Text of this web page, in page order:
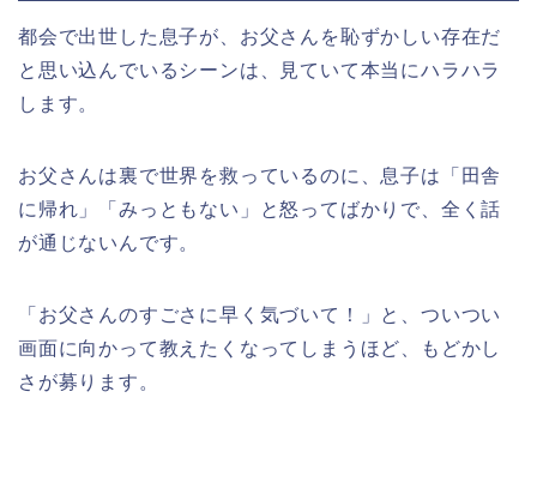
都会で出世した息子が、お父さんを恥ずかしい存在だ
と思い込んでいるシーンは、見ていて本当にハラハラ
します。
お父さんは裏で世界を救っているのに、息子は「田舎
に帰れ」「みっともない」と怒ってばかりで、全く話
が通じないんです。
「お父さんのすごさに早く気づいて！」と、ついつい
画面に向かって教えたくなってしまうほど、もどかし
さが募ります。